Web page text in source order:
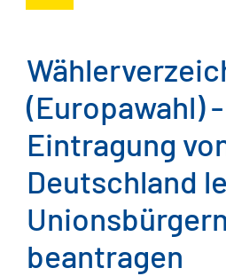
(Europawahl) -
Eintragung
Deutschland
Unionsbürgern
beantragen